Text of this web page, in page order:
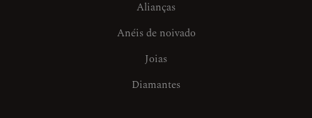
Alianças
Anéis de noivado
Joias
Diamantes